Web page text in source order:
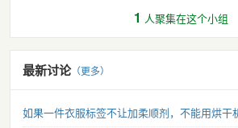
1 人聚集在这个小组
最新讨论（更多）
如果一件衣服标签不让加柔顺剂，不能用烘干